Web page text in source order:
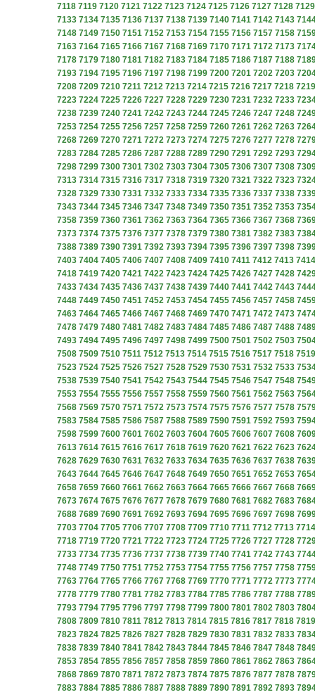
7118 7119 7120 7121 7122 7123 7124 7125 7126 7127 7128 7129
7133 7134 7135 7136 7137 7138 7139 7140 7141 7142 7143
7148 7149 7150 7151 7152 7153 7154 7155 7156 7157 7158
7163 7164 7165 7166 7167 7168 7169 7170 7171 7172 7173
7178 7179 7180 7181 7182 7183 7184 7185 7186 7187 7188
7193 7194 7195 7196 7197 7198 7199 7200 7201 7202 7203
7208 7209 7210 7211 7212 7213 7214 7215 7216 7217 7218 7219
7223 7224 7225 7226 7227 7228 7229 7230 7231 7232 7233
7238 7239 7240 7241 7242 7243 7244 7245 7246 7247 7248
7253 7254 7255 7256 7257 7258 7259 7260 7261 7262 7263
7268 7269 7270 7271 7272 7273 7274 7275 7276 7277 7278
7283 7284 7285 7286 7287 7288 7289 7290 7291 7292 7293
7298 7299 7300 7301 7302 7303 7304 7305 7306 7307 7308
7313 7314 7315 7316 7317 7318 7319 7320 7321 7322 7323
7328 7329 7330 7331 7332 7333 7334 7335 7336 7337 7338
7343 7344 7345 7346 7347 7348 7349 7350 7351 7352 7353
7358 7359 7360 7361 7362 7363 7364 7365 7366 7367 7368
7373 7374 7375 7376 7377 7378 7379 7380 7381 7382 7383
7388 7389 7390 7391 7392 7393 7394 7395 7396 7397 7398
7403 7404 7405 7406 7407 7408 7409 7410 7411 7412 7413 7414
7418 7419 7420 7421 7422 7423 7424 7425 7426 7427 7428
7433 7434 7435 7436 7437 7438 7439 7440 7441 7442 7443
7448 7449 7450 7451 7452 7453 7454 7455 7456 7457 7458
7463 7464 7465 7466 7467 7468 7469 7470 7471 7472 7473
7478 7479 7480 7481 7482 7483 7484 7485 7486 7487 7488
7493 7494 7495 7496 7497 7498 7499 7500 7501 7502 7503
7508 7509 7510 7511 7512 7513 7514 7515 7516 7517 7518 7519
7523 7524 7525 7526 7527 7528 7529 7530 7531 7532 7533
7538 7539 7540 7541 7542 7543 7544 7545 7546 7547 7548
7553 7554 7555 7556 7557 7558 7559 7560 7561 7562 7563
7568 7569 7570 7571 7572 7573 7574 7575 7576 7577 7578
7583 7584 7585 7586 7587 7588 7589 7590 7591 7592 7593
7598 7599 7600 7601 7602 7603 7604 7605 7606 7607 7608
7613 7614 7615 7616 7617 7618 7619 7620 7621 7622 7623
7628 7629 7630 7631 7632 7633 7634 7635 7636 7637 7638
7643 7644 7645 7646 7647 7648 7649 7650 7651 7652 7653
7658 7659 7660 7661 7662 7663 7664 7665 7666 7667 7668
7673 7674 7675 7676 7677 7678 7679 7680 7681 7682 7683
7688 7689 7690 7691 7692 7693 7694 7695 7696 7697 7698
7703 7704 7705 7706 7707 7708 7709 7710 7711 7712 7713 7714
7718 7719 7720 7721 7722 7723 7724 7725 7726 7727 7728
7733 7734 7735 7736 7737 7738 7739 7740 7741 7742 7743
7748 7749 7750 7751 7752 7753 7754 7755 7756 7757 7758
7763 7764 7765 7766 7767 7768 7769 7770 7771 7772 7773
7778 7779 7780 7781 7782 7783 7784 7785 7786 7787 7788
7793 7794 7795 7796 7797 7798 7799 7800 7801 7802 7803
7808 7809 7810 7811 7812 7813 7814 7815 7816 7817 7818 7819
7823 7824 7825 7826 7827 7828 7829 7830 7831 7832 7833
7838 7839 7840 7841 7842 7843 7844 7845 7846 7847 7848
7853 7854 7855 7856 7857 7858 7859 7860 7861 7862 7863
7868 7869 7870 7871 7872 7873 7874 7875 7876 7877 7878
7883 7884 7885 7886 7887 7888 7889 7890 7891 7892 7893